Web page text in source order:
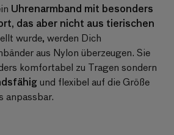
Uhrenarmband mit besonders
das aber nicht aus tierischen
wurde, werden Dich
aus Nylon überzeugen. Sie
komfortabel zu Tragen sondern
und flexibel auf die Größe
anpassbar.